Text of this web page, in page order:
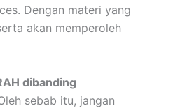
Dengan materi yang
akan memperoleh
dibanding
sebab itu, jangan